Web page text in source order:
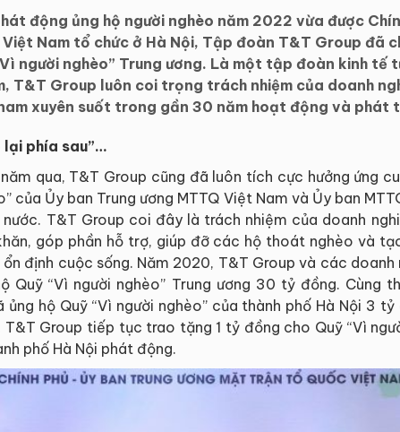
động ủng hộ người nghèo năm 2022 vừa được
Nam tổ chức ở Hà Nội, Tập đoàn T&T Group đã
người nghèo” Trung ương. Là một tập đoàn kinh tế
T&T Group luôn coi trọng trách nhiệm của doanh
xuyên suốt trong gần 30 năm hoạt động và phát
lại phía sau”…
qua, T&T Group cũng đã luôn tích cực hưởng ứng
của Ủy ban Trung ương MTTQ Việt Nam và Ủy ban
T&T Group coi đây là trách nhiệm của doanh
góp phần hỗ trợ, giúp đỡ các hộ thoát nghèo và
định cuộc sống. Năm 2020, T&T Group và các doanh
Quỹ “Vì người nghèo” Trung ương 30 tỷ đồng. Cùng
ủng hộ Quỹ “Vì người nghèo” của thành phố Hà Nội 3
T&T Group tiếp tục trao tặng 1 tỷ đồng cho Quỹ “Vì
phố Hà Nội phát động.